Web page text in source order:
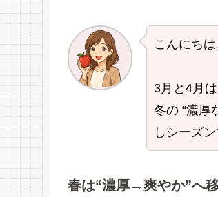
こんにち
3月と4月
冬の “濃厚
しシーズ
春は“濃厚→爽やか”へ